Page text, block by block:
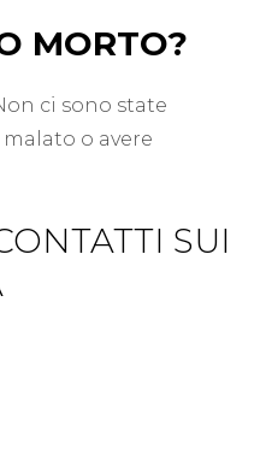
MORTO?
ci sono state
o avere
SUI